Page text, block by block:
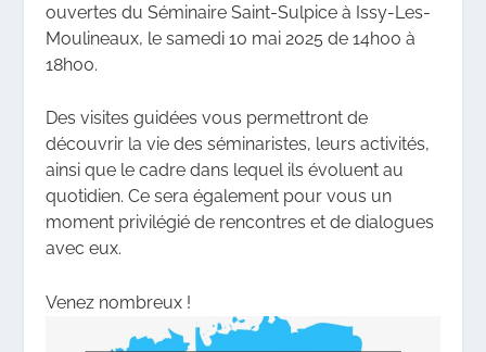
ouvertes du Séminaire Saint-Sulpice à Issy-Les-
Moulineaux, le samedi 10 mai 2025 de 14h00 à
18h00.
Des visites guidées vous permettront de
découvrir la vie des séminaristes, leurs activités,
ainsi que le cadre dans lequel ils évoluent au
quotidien. Ce sera également pour vous un
moment privilégié de rencontres et de dialogues
avec eux.
Venez nombreux !